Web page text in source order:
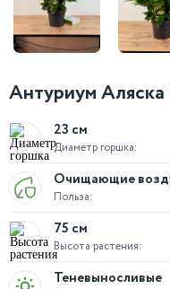
Антуриум
Диаметр горшка:
23 см
Польза:
Очищающие
Высота растения:
75 см
Теневыносливые